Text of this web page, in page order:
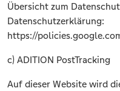
Übersicht zum
Datenschutzerklärung:
https://
c) ADITION PostTracking
Auf dieser Website wird